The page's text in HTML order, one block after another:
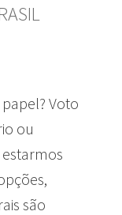
Voto
ou
são